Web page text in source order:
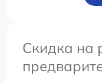
Скидка на